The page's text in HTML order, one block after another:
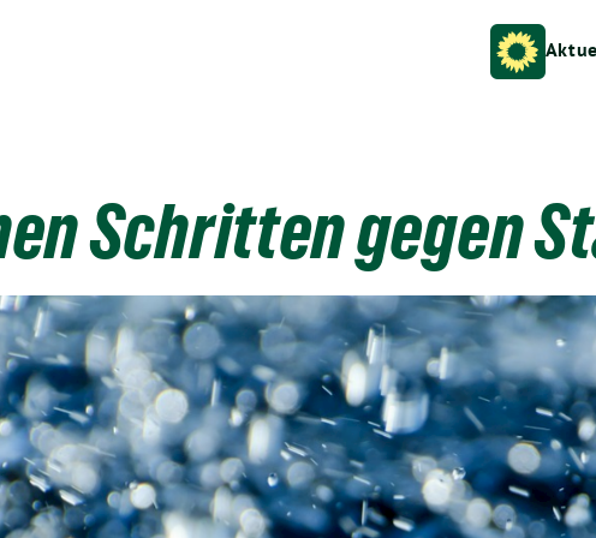
Schritten gegen